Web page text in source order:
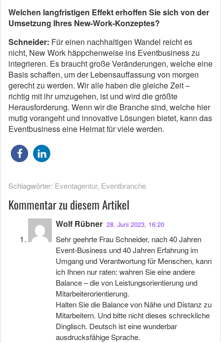
Welchen langfristigen Effekt erhoffen Sie sich von der
Umsetzung Ihres New-Work-Konzeptes?
Schneider: Für einen nachhaltigen Wandel reicht es
nicht, New Work häppchenweise ins Eventbusiness zu
integrieren. Es braucht große Veränderungen, welche eine
Basis schaffen, um der Lebensauffassung von morgen
gerecht zu werden. Wir alle haben die gleiche Zeit –
richtig mit ihr umzugehen, ist und wird die größte
Herausforderung. Wenn wir die Branche sind, welche hier
mutig vorangeht und innovative Lösungen bietet, kann das
Eventbusiness eine Heimat für viele werden.
Schlagwörter: Eventagentur, Eventbranche
Kommentar zu diesem Artikel
Wolf Rübner 28. Juni 2023, 16:20
Sehr geehrte Frau Schneider, nach 40 Jahren
Event-Business und 40 Jahren Erfahrung im
Umgang und Verantwortung für Menschen, kann
ich Ihnen nur raten: wahren Sie eine andere
Balance – die von Leistungsorientierung und
Mitarbeiterorientierung.
Halten Sie die Balance von Nähe und Distanz zu
Mitarbeitern. Und bitte nicht dieses schreckliche
Dinglisch. Deutsch ist eine wunderbar
ausdrucksfähige Sprache.